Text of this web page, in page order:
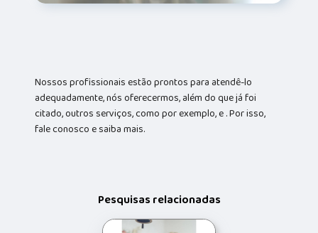
Nossos profissionais estão prontos para atendê-lo
adequadamente, nós oferecermos, além do que já foi
citado, outros serviços, como por exemplo, e . Por isso,
fale conosco e saiba mais.
Pesquisas relacionadas